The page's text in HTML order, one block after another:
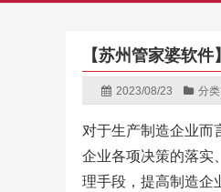
【苏州管家婆软
2023/08/23 分
对于生产制造企业而
企业各项决策的落实
理手段，提高制造企